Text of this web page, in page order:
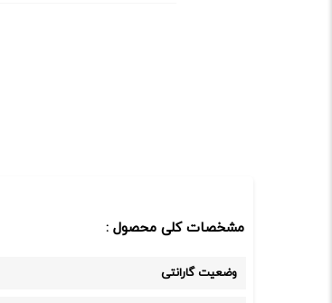
مشخصات کلی محصول :
وضعیت گارانتی